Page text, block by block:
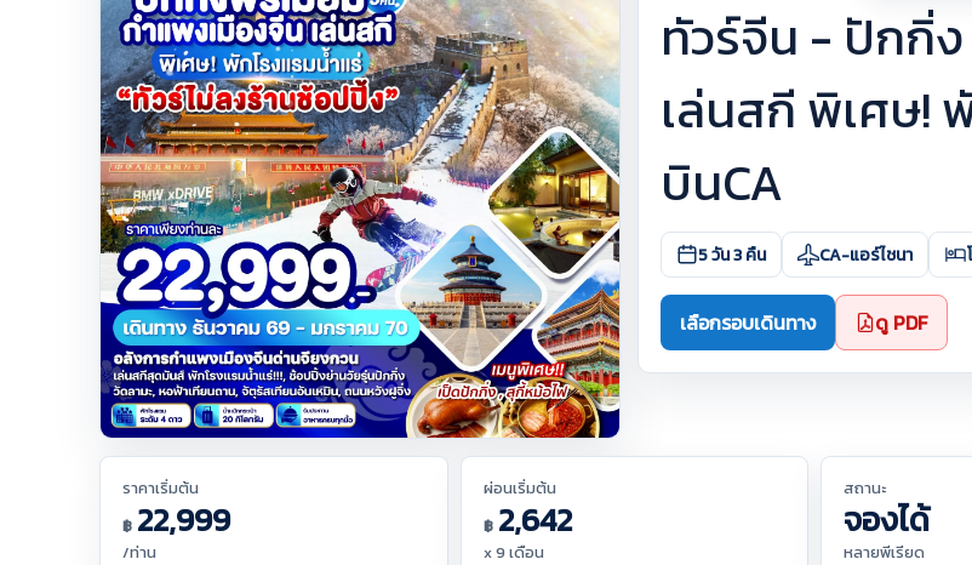
ทัวร์จีน - ปักกิ่
เล่นสกี พิเศษ!
บินCA
5 วัน 3 คืน CA-แอร์ไชนา
เลือกรอบเดินทาง ดู PDF
ราคาเริ่มต้น
฿ 22,999
/ท่าน
ผ่อนเริ่มต้น
฿ 2,642
x 9 เดือน
สถานะ
จองได้
หลายพีเรียด